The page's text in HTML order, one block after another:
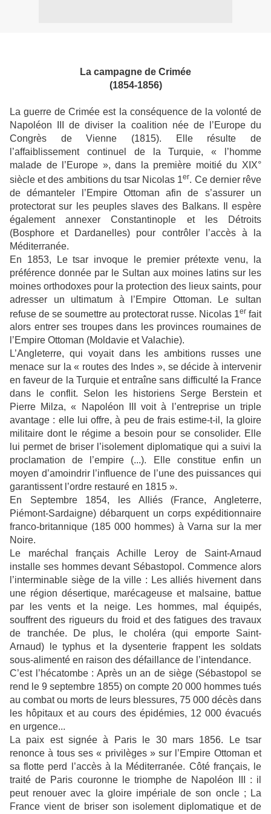
La campagne de Crimée
(1854-1856)
La guerre de Crimée est la conséquence de la volonté de
Napoléon III de diviser la coalition née de l’Europe du
Congrès de Vienne (1815). Elle résulte de
l’affaiblissement continuel de la Turquie, « l’homme
malade de l’Europe », dans la première moitié du XIX°
siècle et des ambitions du tsar Nicolas 1er. Ce dernier rêve
de démanteler l’Empire Ottoman afin de s’assurer un
protectorat sur les peuples slaves des Balkans. Il espère
également annexer Constantinople et les Détroits
(Bosphore et Dardanelles) pour contrôler l’accès à la
Méditerranée.
En 1853, Le tsar invoque le premier prétexte venu, la
préférence donnée par le Sultan aux moines latins sur les
moines orthodoxes pour la protection des lieux saints, pour
adresser un ultimatum à l’Empire Ottoman. Le sultan
refuse de se soumettre au protectorat russe. Nicolas 1 er fait
alors entrer ses troupes dans les provinces roumaines de
l’Empire Ottoman (Moldavie et Valachie).
L’Angleterre, qui voyait dans les ambitions russes une
menace sur la « routes des Indes », se décide à intervenir
en faveur de la Turquie et entraîne sans difficulté la France
dans le conflit. Selon les historiens Serge Berstein et
Pierre Milza, « Napoléon III voit à l’entreprise un triple
avantage : elle lui offre, à peu de frais estime-t-il, la gloire
militaire dont le régime a besoin pour se consolider. Elle
lui permet de briser l’isolement diplomatique qui a suivi la
proclamation de l’empire (...). Elle constitue enfin un
moyen d’amoindrir l’influence de l’une des puissances qui
garantissent l’ordre restauré en 1815 ».
En Septembre 1854, les Alliés (France, Angleterre,
Piémont-Sardaigne) débarquent un corps expéditionnaire
franco-britannique (185 000 hommes) à Varna sur la mer
Noire.
Le maréchal français Achille Leroy de Saint-Arnaud
installe ses hommes devant Sébastopol. Commence alors
l’interminable siège de la ville : Les alliés hivernent dans
une région désertique, marécageuse et malsaine, battue
par les vents et la neige. Les hommes, mal équipés,
souffrent des rigueurs du froid et des fatigues des travaux
de tranchée. De plus, le choléra (qui emporte Saint-
Arnaud) le typhus et la dysenterie frappent les soldats
sous-alimenté en raison des défaillance de l’intendance.
C’est l’hécatombe : Après un an de siège (Sébastopol se
rend le 9 septembre 1855) on compte 20 000 hommes tués
au combat ou morts de leurs blessures, 75 000 décès dans
les hôpitaux et au cours des épidémies, 12 000 évacués
en urgence...
La paix est signée à Paris le 30 mars 1856. Le tsar
renonce à tous ses « privilèges » sur l’Empire Ottoman et
sa flotte perd l’accès à la Méditerranée. Côté français, le
traité de Paris couronne le triomphe de Napoléon III : il
peut renouer avec la gloire impériale de son oncle ; La
France vient de briser son isolement diplomatique et de